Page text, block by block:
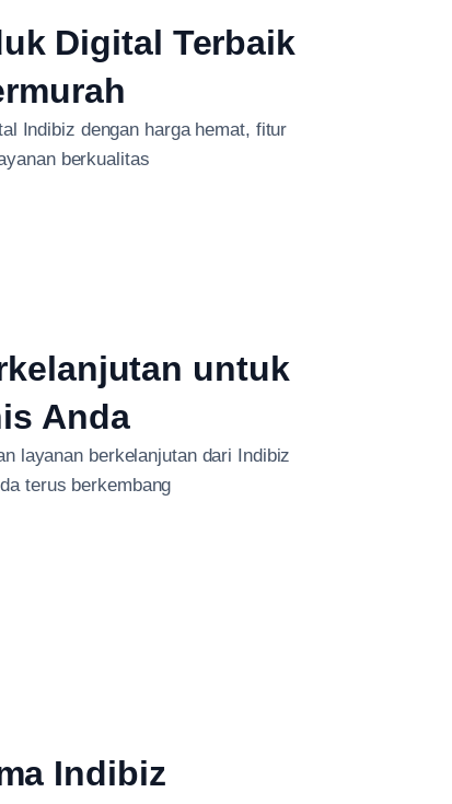
Digital Terbaik
Indibiz dengan harga hemat, fitur
berkualitas
untuk
Anda
layanan berkelanjutan dari Indibiz
terus berkembang
Indibiz